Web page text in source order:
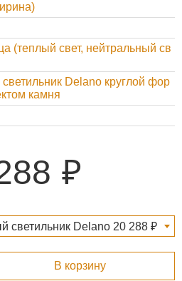
(теплый свет, нейтральный св
Delano круглой фор
камня
светильник Delano 20 288 ₽